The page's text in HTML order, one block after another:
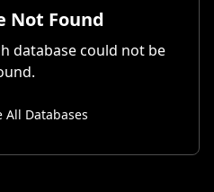
Not Found
database could not be
All Databases